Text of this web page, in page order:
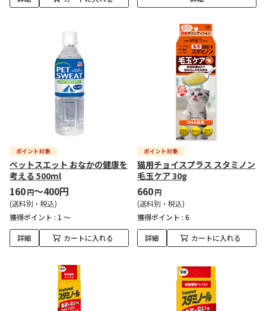
ペットスエット おなかの健康を
考える 500ml
160円～400円
(送料別・税込)
獲得ポイント : 1 ～
詳細 カートに入れる
猫用チョイスプラス スタミノン
毛玉ケア 30g
660円
(送料別・税込)
獲得ポイント : 6
詳細 カートに入れる